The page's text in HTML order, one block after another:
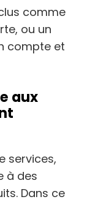
comme
ou un
compte et
aux
services,
à des
Dans ce